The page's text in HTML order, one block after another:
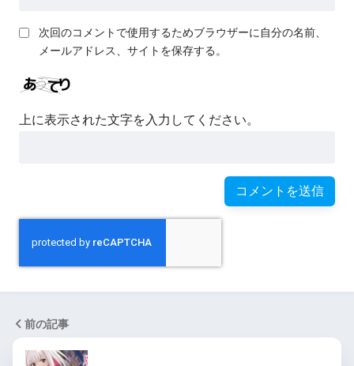
次回のコメントで使用するためブラウザーに自分の名前、
メールアドレス、サイトを保存する。
上に表示された文字を入力してください。
前の記事